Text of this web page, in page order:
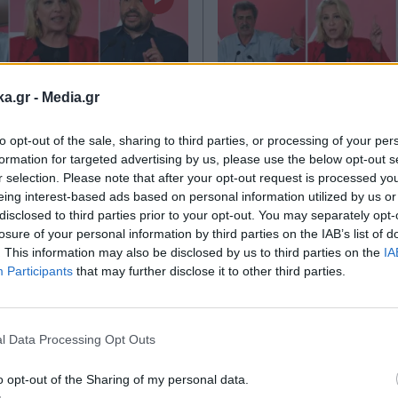
- Media.gr
opt-out of the sale, sharing to third parties, or processing of your
for targeted advertising by us, please use the below opt-out
selection. Please note that after your opt-out request is processed
interest-based ads based on personal information utilized by us
to third parties prior to your opt-out. You may separately
of your personal information by third parties on the IAB’s list of
This information may also be disclosed by us to third parties on the
Participants that may further disclose it to other third parties.
Data Processing Opt Outs
opt-out of the Sharing of my personal data.
18.07.2026 22:20
NEWSROOM
Η οργανωτική
του
- Στο "τιμόνι" η
οι ρόλοι Πολάκη
αναλυτικά η
της Πολιτικής
ΠΟΛΙΤΙΚΗ 18.07.2026
PARAPOLITIKA
ΣΥΡΙΖΑ: "Πυρά"
Πολάκη και
Τσίπρα και
προσωπικές
Ο όρος του
βουλευτή για την
του στο κόμμα και
μήνυμα για τις
newsletter